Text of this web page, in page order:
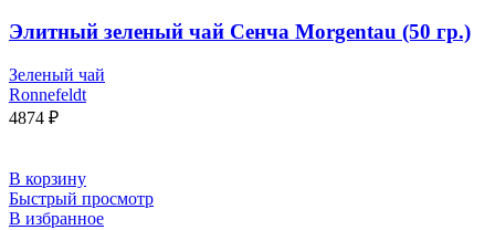
Элитный зеленый чай Сенча Morgentau (50 гр.)
Зеленый чай
Ronnefeldt
4874 ₽
В корзину
Быстрый просмотр
В избранное